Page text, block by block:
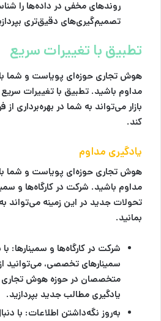
روندهای مخفی در داده‌ها را
تصمیم‌گیری‌های دقیق‌تری
تطبیق با تغییرات سریع
هوش تجاری حوزه‌ای پویاست و شما
مداوم باشید. تطبیق با تغییرات
بازار می‌تواند به شما در
کند.
یادگیری مداوم
هوش تجاری حوزه‌ای پویاست و شما
مداوم باشید. شرکت در کارگاه‌ها و
تحولات جدید در این زمینه می‌تواند
بمانید.
شرکت در کارگاه‌ها و سمینارها:
سمینارهای تخصصی، می‌توانید
متخصصان در حوزه هوش تجاری
یادگیری مطالب جدید بپردازید.
به‌روز نگه‌داشتن اطلاعات: با